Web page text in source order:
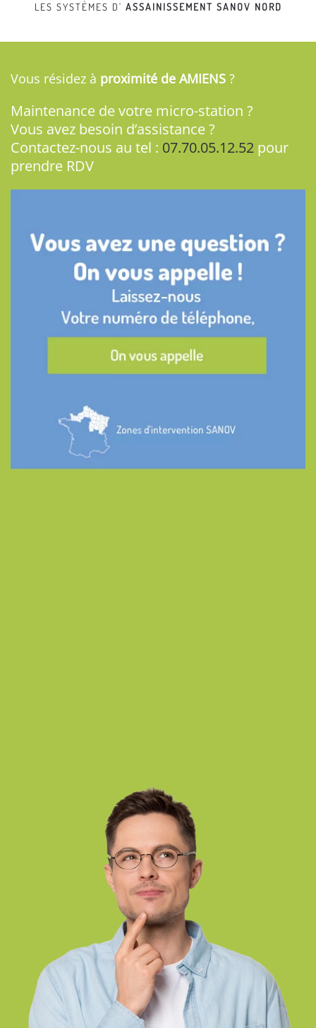
LES SYSTÈMES D' ASSAINISSEMENT SANOV NORD
Vous résidez à proximité de AMIENS ?
Maintenance de votre micro-station ?
Vous avez besoin d’assistance ?
Contactez-nous au tel : 07.70.05.12.52 pour
prendre RDV